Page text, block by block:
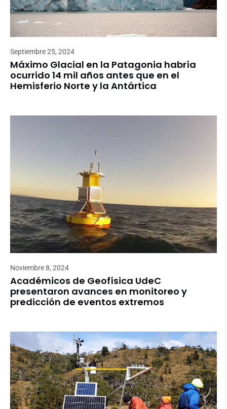
Septiembre 25, 2024
Máximo Glacial en la Patagonia habría
ocurrido 14 mil años antes que en el
Hemisferio Norte y la Antártica
Noviembre 8, 2024
Académicos de Geofísica UdeC
presentaron avances en monitoreo y
predicción de eventos extremos